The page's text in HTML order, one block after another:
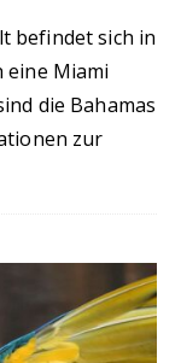
befindet sich in
eine Miami
die Bahamas
zur